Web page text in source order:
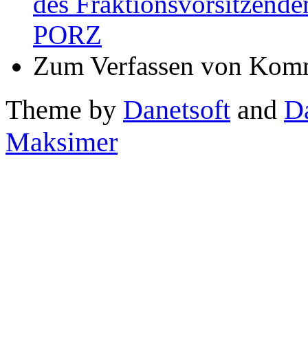
PORZ
Zum Verfassen von
Theme by Danetsoft and
Maksimer